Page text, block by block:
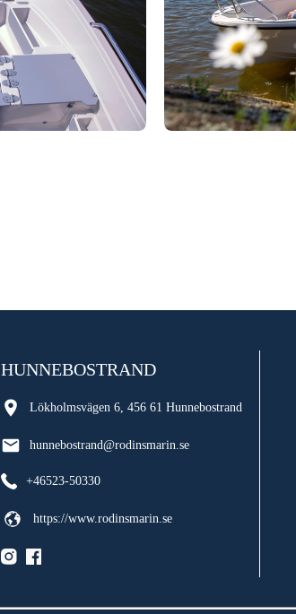
HUNNEBOSTRAND
Lökholmsvägen 6, 456 61 Hunnebostrand
hunnebostrand@rodinsmarin.se
+46523-50330
https://www.rodinsmarin.se